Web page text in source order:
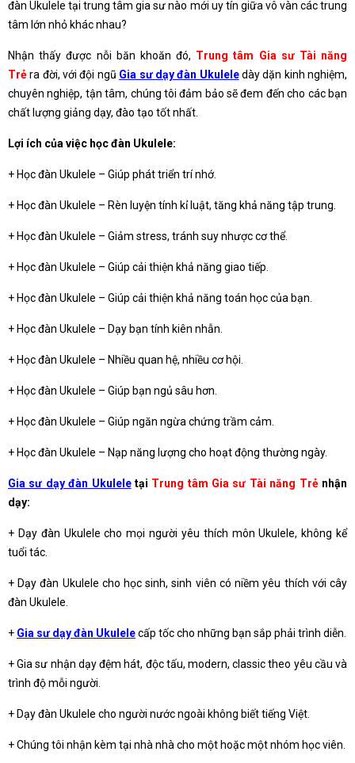
đàn Ukulele tại trung tâm gia sư nào mới uy tín giữa vô vàn các trung
tâm lớn nhỏ khác nhau?
Nhận thấy được nỗi băn khoăn đó, Trung tâm Gia sư Tài năng
Trẻra đời, với đội ngũ Gia sư dạy đàn Ukuleledày dặn kinh nghiệm,
chuyên nghiệp, tận tâm, chúng tôi đảm bảo sẽ đem đến cho các bạn
chất lượng giảng dạy, đào tạo tốt nhất.
Lợi ích của việc học đàn Ukulele:
+ Học đàn Ukulele – Giúp phát triển trí nhớ.
+ Học đàn Ukulele – Rèn luyện tính kỉ luật, tăng khả năng tập trung.
+ Học đàn Ukulele – Giảm stress, tránh suy nhược cơ thể.
+ Học đàn Ukulele – Giúp cải thiện khả năng giao tiếp.
+ Học đàn Ukulele – Giúp cải thiện khả năng toán học của bạn.
+ Học đàn Ukulele – Dạy bạn tính kiên nhẫn.
+ Học đàn Ukulele – Nhiều quan hệ, nhiều cơ hội.
+ Học đàn Ukulele – Giúp bạn ngủ sâu hơn.
+ Học đàn Ukulele – Giúp ngăn ngừa chứng trầm cảm.
+ Học đàn Ukulele – Nạp năng lượng cho hoạt động thường ngày.
Gia sư dạy đàn Ukuleletại Trung tâm Gia sư Tài năng Trẻnhận
dạy:
+ Dạy đàn Ukulele cho mọi người yêu thích môn Ukulele, không kể
tuổi tác.
+ Dạy đàn Ukulele cho học sinh, sinh viên có niềm yêu thích với cây
đàn Ukulele.
+ Gia sư dạy đàn Ukulelecấp tốc cho những bạn sắp phải trình diễn.
+ Gia sư nhận dạy đệm hát, độc tấu, modern, classic theo yêu cầu và
trình độ mỗi người.
+ Dạy đàn Ukulele cho người nước ngoài không biết tiếng Việt.
+ Chúng tôi nhận kèm tại nhà nhà cho một hoặc một nhóm học viên.